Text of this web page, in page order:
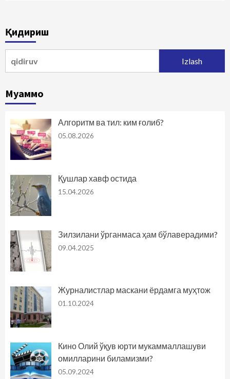
Қидириш
Муаммо
Алгоритм ва тил: ким ғолиб?
05.08.2026
Қушлар хавф остида
15.04.2026
Зилзилани ўрганмаса ҳам бўлаверадими?
09.04.2025
Журналистлар маскани ёрдамга муҳтож
01.10.2024
Кино Олий ўқув юрти мукаммаллашуви
омилларини биламизми?
05.09.2024